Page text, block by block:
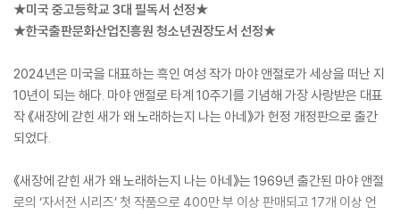
★미국 중고등학교 3대 필독서 선정★
★한국출판문화산업진흥원 청소년권장도서 선정★
2024년은 미국을 대표하는 흑인 여성 작가 마야 앤절로가 세상을 떠난 지
10년이 되는 해다. 마야 앤절로 타계 10주기를 기념해 가장 사랑받은 대표
작 《새장에 갇힌 새가 왜 노래하는지 나는 아네》가 헌정 개정판으로 출간
되었다.
《새장에 갇힌 새가 왜 노래하는지 나는 아네》는 1969년 출간된 마야 앤절
로의 ‘자서전 시리즈’ 첫 작품으로 400만 부 이상 판매되고 17개 이상 언